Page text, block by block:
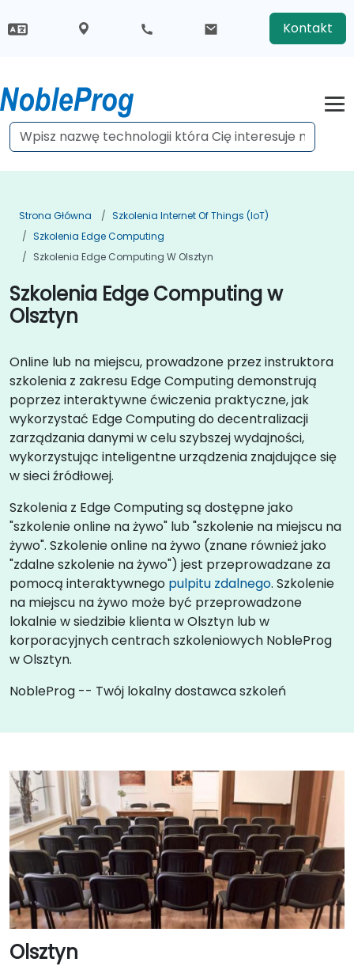
Kontakt
Strona Główna
Szkolenia Internet Of Things (IoT)
Szkolenia Edge Computing
Szkolenia Edge Computing W Olsztyn
Szkolenia Edge Computing w
Olsztyn
Online lub na miejscu, prowadzone przez instruktora
szkolenia z zakresu Edge Computing demonstrują
poprzez interaktywne ćwiczenia praktyczne, jak
wykorzystać Edge Computing do decentralizacji
zarządzania danymi w celu szybszej wydajności,
wykorzystując inteligentne urządzenia znajdujące się
w sieci źródłowej.
Szkolenia z Edge Computing są dostępne jako
"szkolenie online na żywo" lub "szkolenie na miejscu na
żywo". Szkolenie online na żywo (znane również jako
"zdalne szkolenie na żywo") jest przeprowadzane za
pomocą interaktywnego pulpitu zdalnego. Szkolenie
na miejscu na żywo może być przeprowadzone
lokalnie w siedzibie klienta w Olsztyn lub w
korporacyjnych centrach szkoleniowych NobleProg
w Olsztyn.
NobleProg -- Twój lokalny dostawca szkoleń
Olsztyn